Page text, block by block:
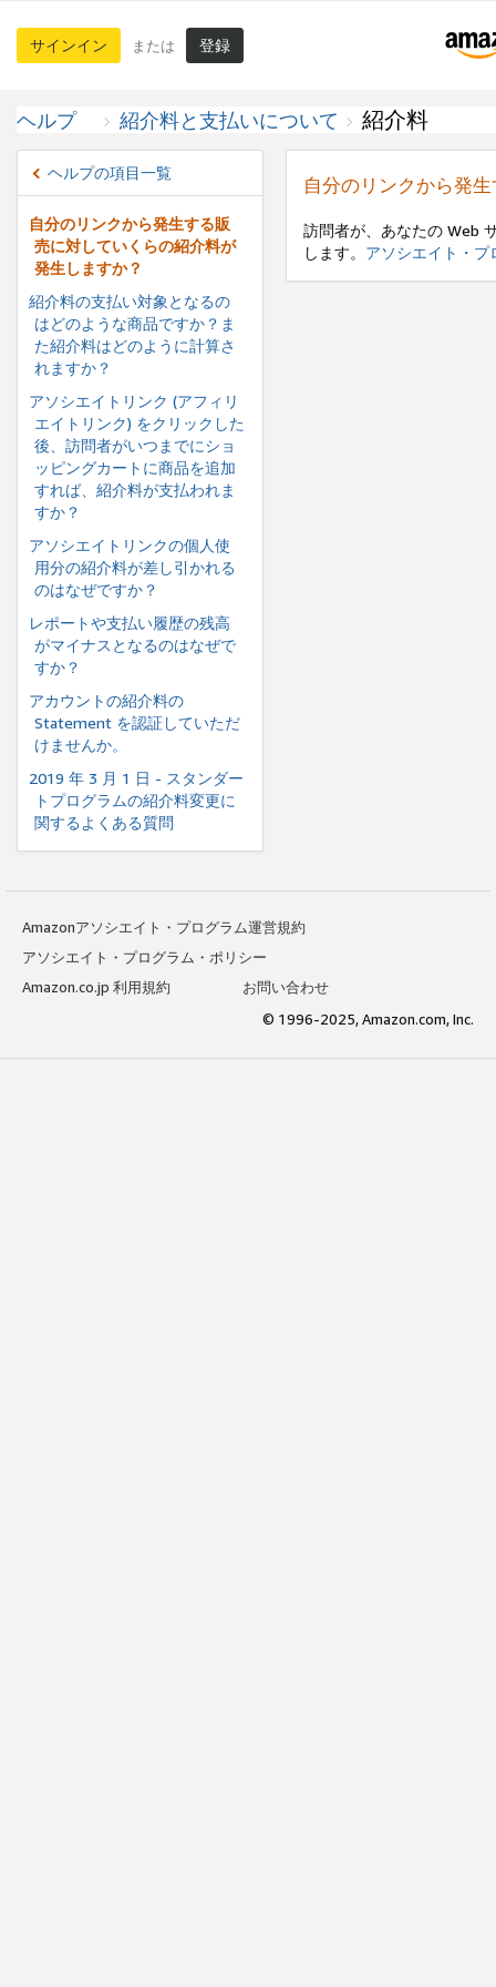
サインイン または 登録
ヘルプ 紹介料と支払いについて 紹介料
ヘルプの項目一覧
自分のリンクから発生する販
売に対していくらの紹介料が
発生しますか？
紹介料の支払い対象となるの
はどのような商品ですか？ま
た紹介料はどのように計算さ
れますか？
アソシエイトリンク (アフィリ
エイトリンク) をクリックした
後、訪問者がいつまでにショ
ッピングカートに商品を追加
すれば、紹介料が支払われま
すか？
アソシエイトリンクの個人使
用分の紹介料が差し引かれる
のはなぜですか？
レポートや支払い履歴の残高
がマイナスとなるのはなぜで
すか？
アカウントの紹介料の
Statement を認証していただ
けませんか。
2019 年 3 月 1 日 - スタンダー
トプログラムの紹介料変更に
関するよくある質問
自分のリンクから発
訪問者が、あなたの Web
します。 アソシエイト・プ
Amazonアソシエイト・プログラム運営規約
アソシエイト・プログラム・ポリシー
Amazon.co.jp 利用規約
お問い合わせ
© 1996-2025, Amazon.com, Inc.